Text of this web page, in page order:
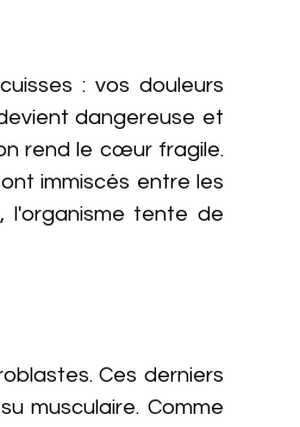
: vos douleurs
dangereuse et
rend le cœur fragile.
immiscés entre les
l'organisme tente de
Ces derniers
musculaire. Comme